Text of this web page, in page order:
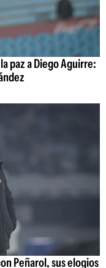
paz a Diego Aguirre:
Peñarol, sus elogios